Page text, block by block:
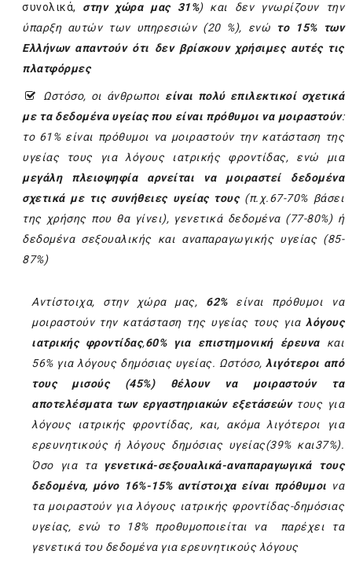
συνολικά, στην χώρα μας 31%) και δεν γνωρίζουν την
ύπαρξη αυτών των υπηρεσιών (20 %), ενώ
το 15% των
Ελλήνων απαντούν ότι δεν βρίσκουν χρήσιμες αυτές τις
πλατφόρμες
Ωστόσο, οι άνθρωποι είναι πολύ επιλεκτικοί σχετικά
με τα δεδομένα υγείας που είναι πρόθυμοι να μοιραστούν:
το 61% είναι πρόθυμοι να μοιραστούν την κατάσταση της
υγείας τους για λόγους ιατρικής φροντίδας, ενώ μια
μεγάλη πλειοψηφία αρνείται να μοιραστεί δεδομένα
σχετικά με τις συνήθειες υγείας τους(π.χ.67-70% βάσει
της χρήσης που θα γίνει), γενετικά δεδομένα (77-80%) ή
δεδομένα σεξουαλικής και αναπαραγωγικής υγείας (85-
87%)
Αντίστοιχα, στην χώρα μας, 62%είναι πρόθυμοι να
μοιραστούν την κατάσταση της υγείας τους για λόγους
ιατρικής φροντίδας,60% για επιστημονική έρευνακαι
56% για λόγους δημόσιας υγείας. Ωστόσο,λιγότεροι από
τους μισούς (45%) θέλουν να μοιραστούν τα
αποτελέσματα των εργαστηριακών εξετάσεώντους για
λόγους ιατρικής φροντίδας, και, ακόμα λιγότεροι για
ερευνητικούς ή λόγους δημόσιας υγείας(39% και37%).
Όσο για τα
γενετικά-σεξουαλικά-αναπαραγωγικά τους
δεδομένα, μόνο 16%-15% αντίστοιχα είναι πρόθυμοι να
τα μοιραστούν για λόγους ιατρικής φροντίδας-δημόσιας
υγείας, ενώ το 18% προθυμοποιείται να παρέχει τα
γενετικά του δεδομένα για ερευνητικούς λόγους